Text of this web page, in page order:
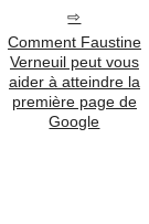
Comment Faustine
Verneuil peut vous
aider à atteindre la
première page de
Google